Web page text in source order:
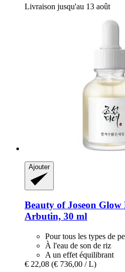
Livraison jusqu'au 13 août
Ajouter
Beauty of Joseon Glow
Arbutin, 30 ml
Pour tous les types de
À l'eau de son de riz
A un effet équilibrant
€ 22,08 (€ 736,00 / L)